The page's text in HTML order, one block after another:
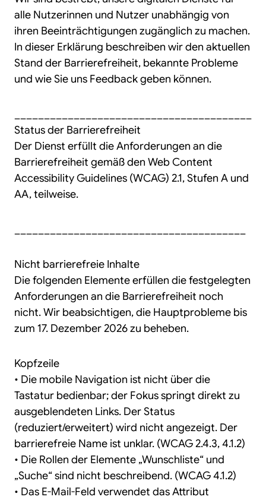
alle Nutzerinnen und Nutzer unabhängig von
ihren Beeinträchtigungen zugänglich zu machen.
In dieser Erklärung beschreiben wir den aktuellen
Stand der Barrierefreiheit, bekannte Probleme
und wie Sie uns Feedback geben können.
Status der Barrierefreiheit
Der Dienst erfüllt die Anforderungen an die
Barrierefreiheit gemäß den Web Content
Accessibility Guidelines (WCAG) 2.1, Stufen A und
AA, teilweise.
Nicht barrierefreie Inhalte
Die folgenden Elemente erfüllen die festgelegten
Anforderungen an die Barrierefreiheit noch
nicht. Wir beabsichtigen, die Hauptprobleme bis
zum 17. Dezember 2026 zu beheben.
Kopfzeile
• Die mobile Navigation ist nicht über die
Tastatur bedienbar; der Fokus springt direkt zu
ausgeblendeten Links. Der Status
(reduziert/erweitert) wird nicht angezeigt. Der
barrierefreie Name ist unklar. (WCAG 2.4.3, 4.1.2)
• Die Rollen der Elemente „Wunschliste“ und
„Suche“ sind nicht beschreibend. (WCAG 4.1.2)
• Das E-Mail-Feld verwendet das Attribut